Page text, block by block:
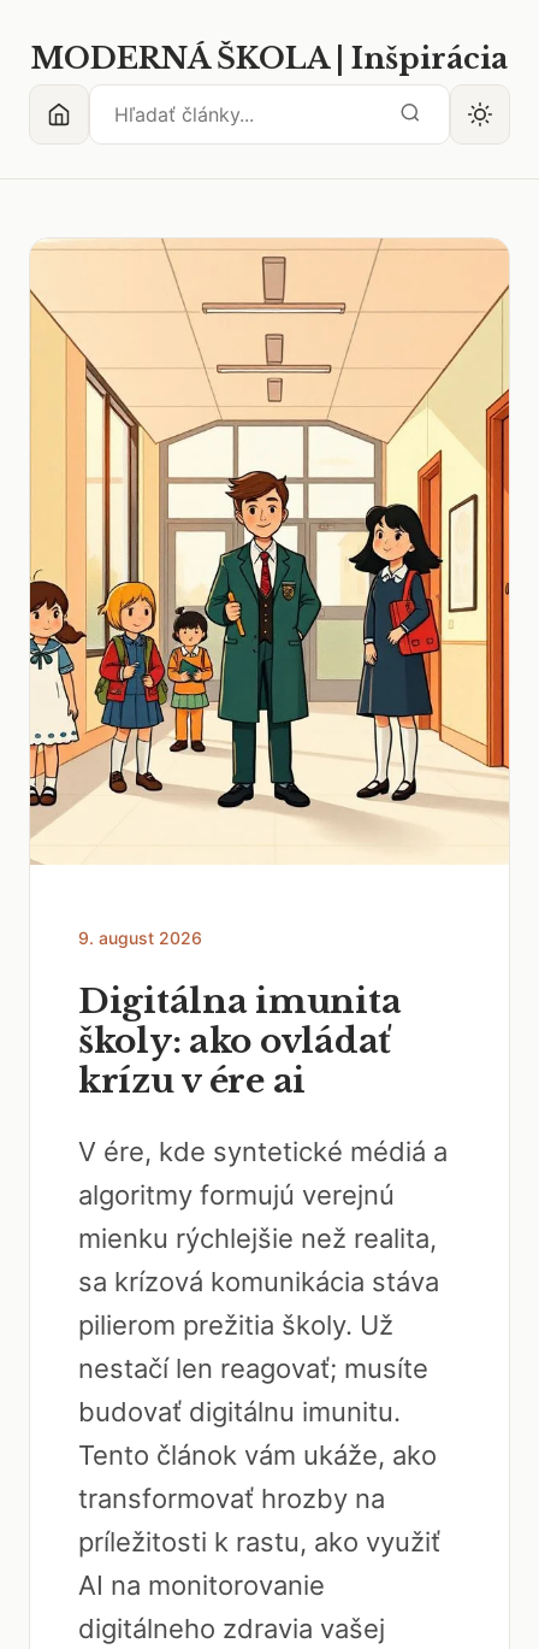
MODERNÁ ŠKOLA | Inšpirácia
9. august 2026
Digitálna imunita
školy: ako ovládať
krízu v ére ai
V ére, kde syntetické médiá a
algoritmy formujú verejnú
mienku rýchlejšie než realita,
sa krízová komunikácia stáva
pilierom prežitia školy. Už
nestačí len reagovať; musíte
budovať digitálnu imunitu.
Tento článok vám ukáže, ako
transformovať hrozby na
príležitosti k rastu, ako využiť
AI na monitorovanie
digitálneho zdravia vašej